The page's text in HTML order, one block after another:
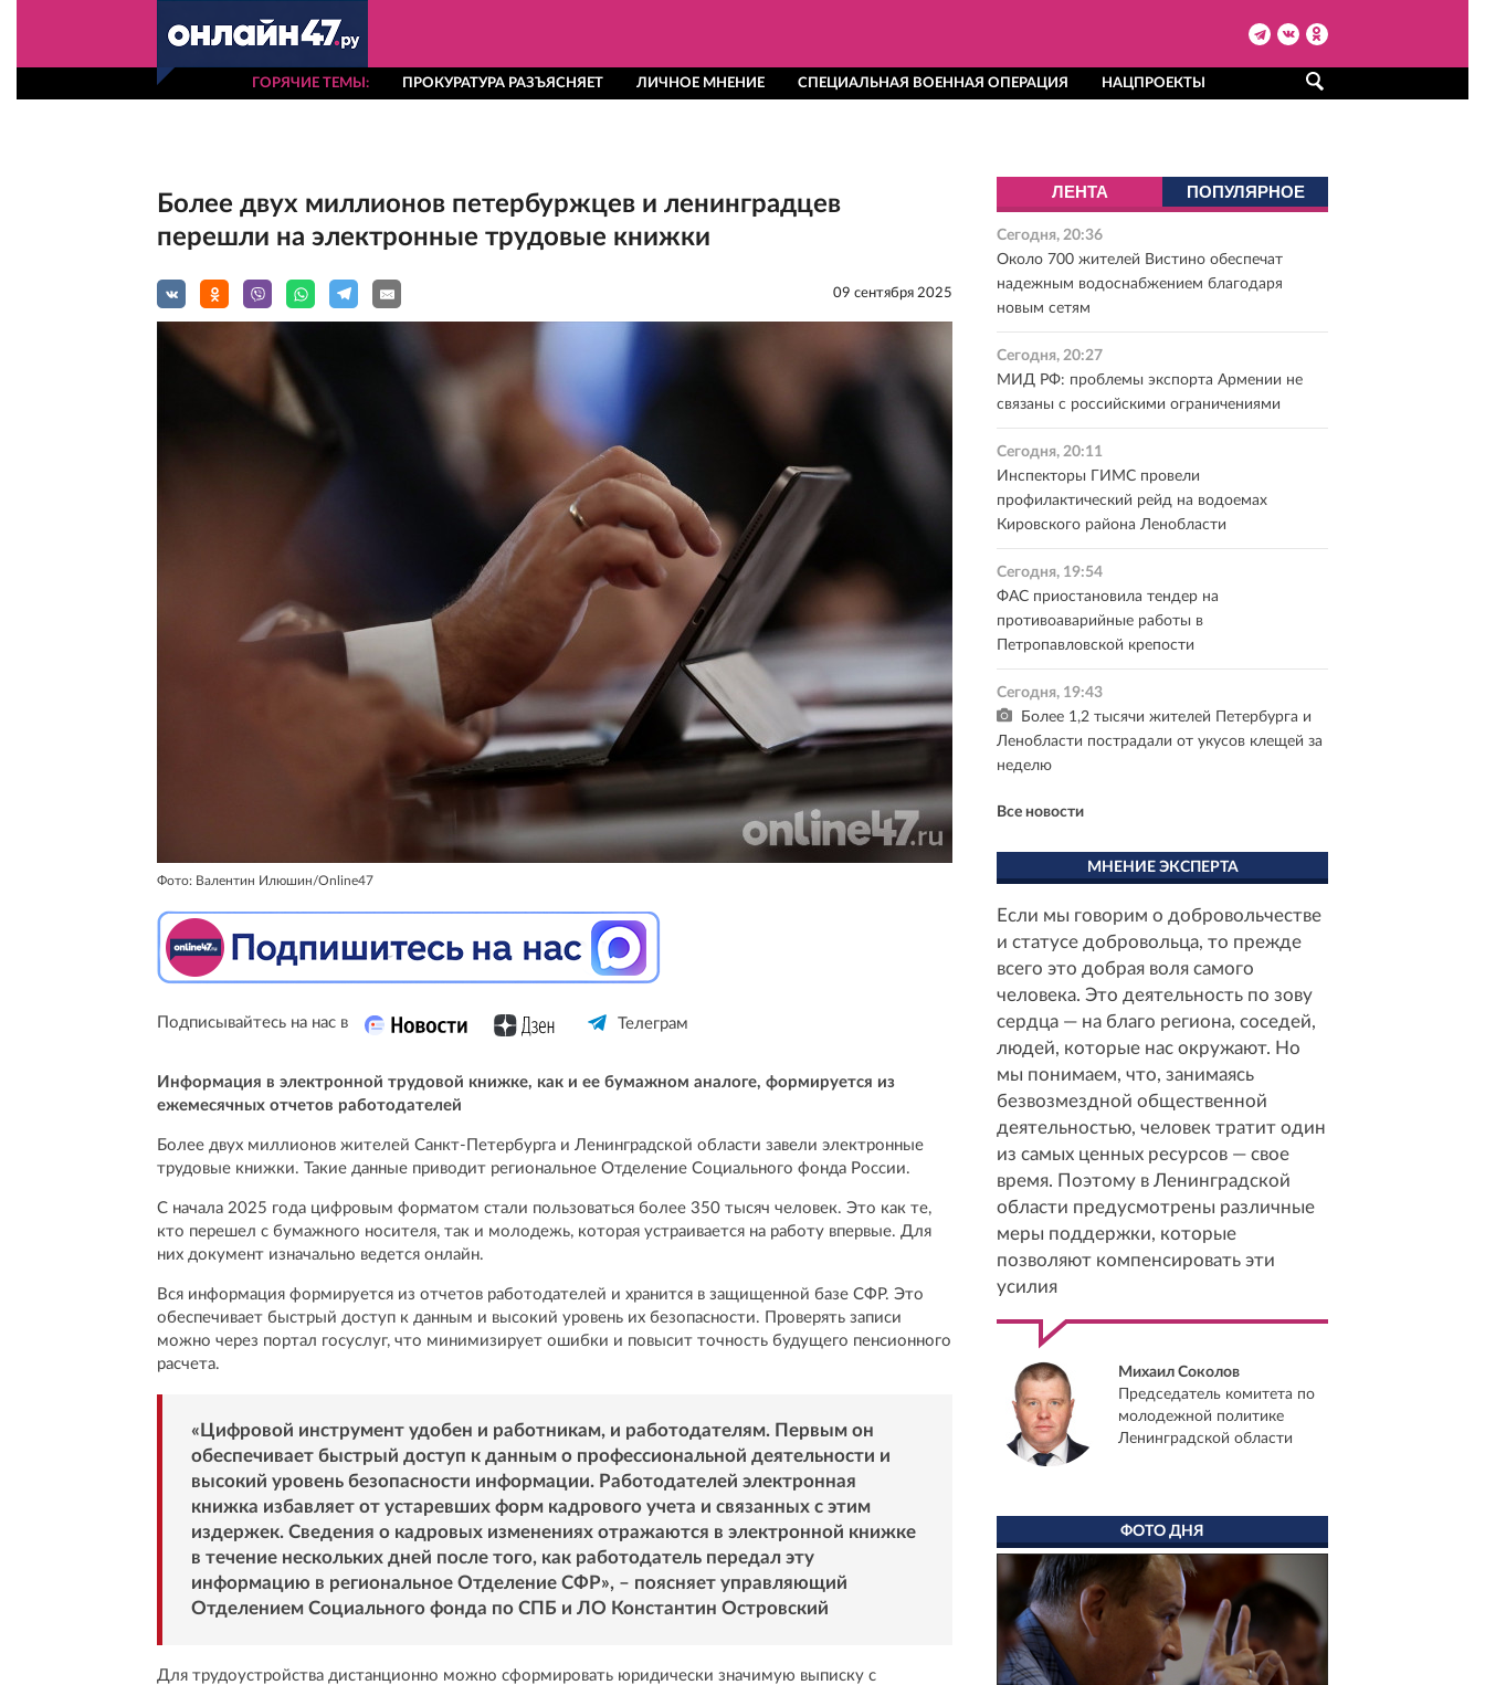
ГОРЯЧИЕ ТЕМЫ ПРОКУРАТУРА РАЗЪЯСНЯЕТ ЛИЧНОЕ МНЕНИЕ СПЕЦИАЛЬНАЯ ВОЕННАЯ ОПЕРАЦИЯ НАЦПРОЕКТЫ
Более двух миллионов петербуржцев и ленинградцев
перешли на электронные трудовые книжки
09 сентября 2025
Фото: Валентин Илюшин/Online47
Подписывайтесь на нас в Телеграм
Информация в электронной трудовой книжке, как и ее бумажном аналоге, формируется из
ежемесячных отчетов работодателей
Более двух миллионов жителей Санкт-Петербурга и Ленинградской области завели электронные
трудовые книжки. Такие данные приводит региональное Отделение Социального фонда России.
С начала 2025 года цифровым форматом стали пользоваться более 350 тысяч человек. Это как те,
кто перешел с бумажного носителя, так и молодежь, которая устраивается на работу впервые. Для
них документ изначально ведется онлайн.
Вся информация формируется из отчетов работодателей и хранится в защищенной базе СФР. Это
обеспечивает быстрый доступ к данным и высокий уровень их безопасности. Проверять записи
можно через портал госуслуг, что минимизирует ошибки и повысит точность будущего пенсионного
расчета.
«Цифровой инструмент удобен и работникам, и работодателям. Первым он
обеспечивает быстрый доступ к данным о профессиональной деятельности и
высокий уровень безопасности информации. Работодателей электронная
книжка избавляет от устаревших форм кадрового учета и связанных с этим
издержек. Сведения о кадровых изменениях отражаются в электронной книжке
в течение нескольких дней после того, как работодатель передал эту
информацию в региональное Отделение СФР», – поясняет управляющий
Отделением Социального фонда по СПБ и ЛО Константин Островский
Для трудоустройства дистанционно можно сформировать юридически значимую выписку с
ЛЕНТА ПОПУЛЯРНОЕ
Сегодня, 20:36
Около 700 жителей Вистино обеспечат
надежным водоснабжением благодаря
новым сетям
Сегодня, 20:27
МИД РФ: проблемы экспорта Армении не
связаны с российскими ограничениями
Сегодня, 20:11
Инспекторы ГИМС провели
профилактический рейд на водоемах
Кировского района Ленобласти
Сегодня, 19:54
ФАС приостановила тендер на
противоаварийные работы в
Петропавловской крепости
Сегодня, 19:43
Более 1,2 тысячи жителей Петербурга и
Ленобласти пострадали от укусов клещей за
неделю
Все новости
МНЕНИЕ ЭКСПЕРТА
Если мы говорим о добровольчестве
и статусе добровольца, то прежде
всего это добрая воля самого
человека. Это деятельность по зову
сердца — на благо региона, соседей,
людей, которые нас окружают. Но
мы понимаем, что, занимаясь
безвозмездной общественной
деятельностью, человек тратит один
из самых ценных ресурсов — свое
время. Поэтому в Ленинградской
области предусмотрены различные
меры поддержки, которые
позволяют компенсировать эти
усилия
Михаил Соколов
Председатель комитета по
молодежной политике
Ленинградской области
ФОТО ДНЯ